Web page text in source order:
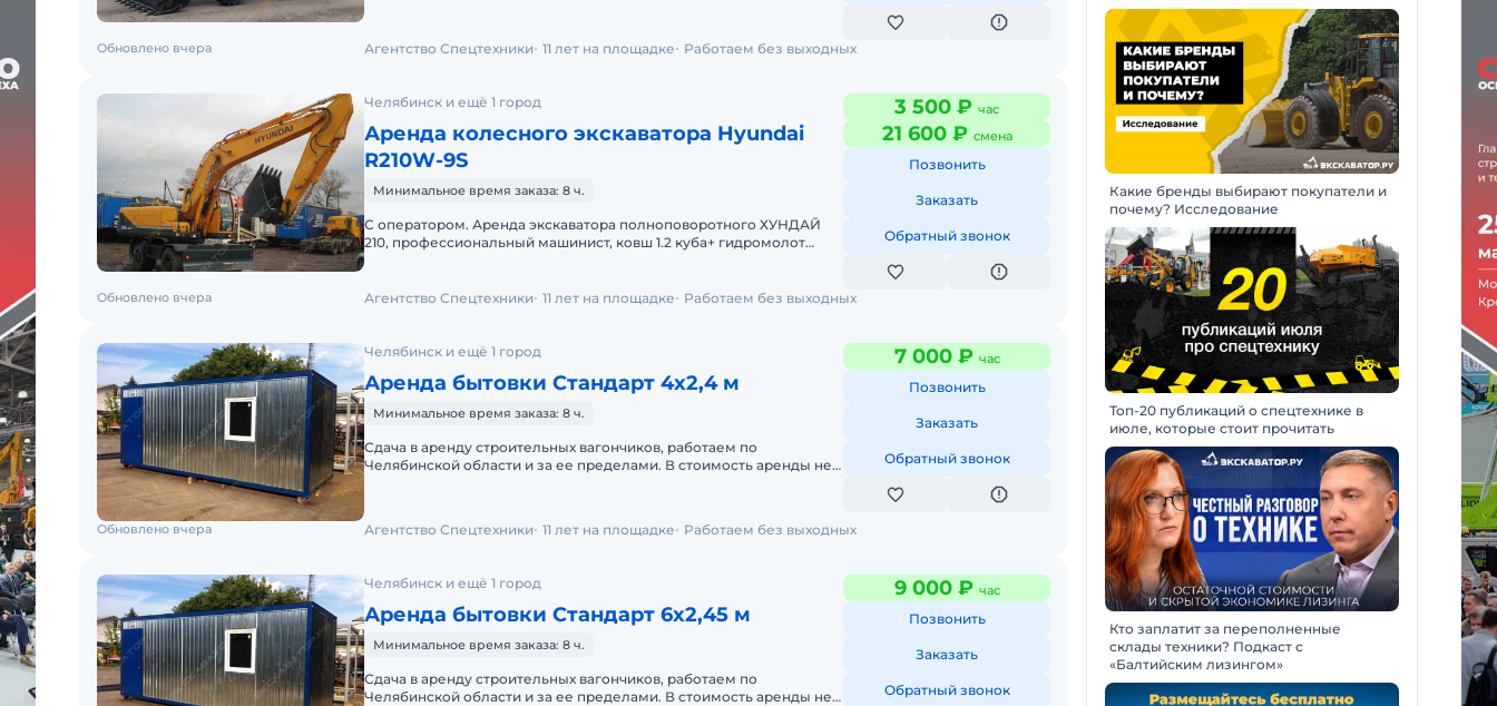
Обновлено вчера Агентство Спецтехники 11 лет на площадке Работаем без выходных
Челябинск и ещё 1 город
Аренда колесного экскаватора Hyundai
R210W-9S
Минимальное время заказа: 8 ч.
С оператором. Аренда экскаватора полноповоротного ХУНДАЙ
210, профессиональный машинист, ковш 1.2 куба+ гидромолот
3 500 ₽ час
21 600 ₽ смена
Позвонить
Заказать
Обратный звонок
Обновлено вчера Агентство Спецтехники 11 лет на площадке Работаем без выходных
Челябинск и ещё 1 город
Аренда бытовки Стандарт 4х2,4 м
Минимальное время заказа: 8 ч.
Сдача в аренду строительных вагончиков, работаем по
Челябинской области и за ее пределами. В стоимость аренды не
7 000 ₽ час
Позвонить
Заказать
Обратный звонок
Обновлено вчера Агентство Спецтехники 11 лет на площадке Работаем без выходных
Челябинск и ещё 1 город
Аренда бытовки Стандарт 6х2,45 м
Минимальное время заказа: 8 ч.
Сдача в аренду строительных вагончиков, работаем по
Челябинской области и за ее пределами. В стоимость аренды не
9 000 ₽ час
Позвонить
Заказать
Обратный звонок
Какие бренды выбирают покупатели и
почему? Исследование
Топ-20 публикаций о спецтехнике в
июле, которые стоит прочитать
Кто заплатит за переполненные
склады техники? Подкаст с
«Балтийским лизингом»